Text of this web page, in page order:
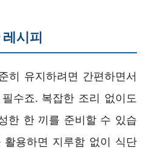
시피
히 유지하려면 간편하면서
수죠. 복잡한 조리 없이도
한 한 끼를 준비할 수 있습
활용하면 지루함 없이 식단